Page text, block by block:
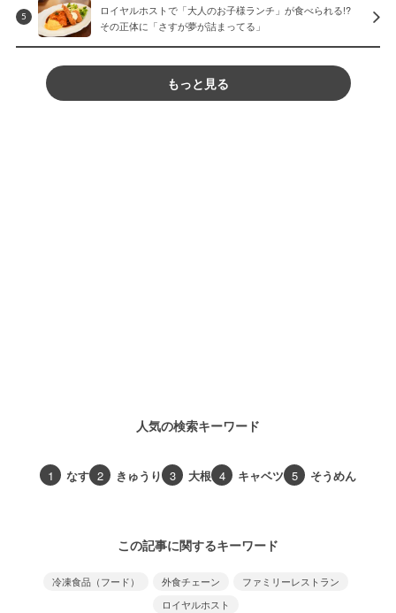
5
ロイヤルホストで「大人のお子様ランチ」が食べられる!?
その正体に「さすが夢が詰まってる」
もっと見る
人気の検索キーワード
1 なす 2 きゅうり 3 大根 4 キャベツ 5 そうめん
この記事に関するキーワード
冷凍食品（フード） 外食チェーン
ファミリーレストラン
ロイヤルホスト